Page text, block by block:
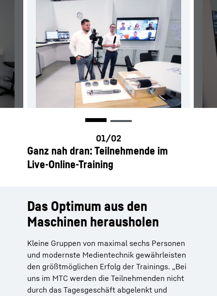
Ganz nah dran: Teilnehmende im
Live-Online-Training
Das Optimum aus den
Maschinen herausholen
Kleine Gruppen von maximal sechs Personen
und modernste Medientechnik gewährleisten
den größtmöglichen Erfolg der Trainings. „Bei
uns im MTC werden die Teilnehmenden nicht
durch das Tagesgeschäft abgelenkt und